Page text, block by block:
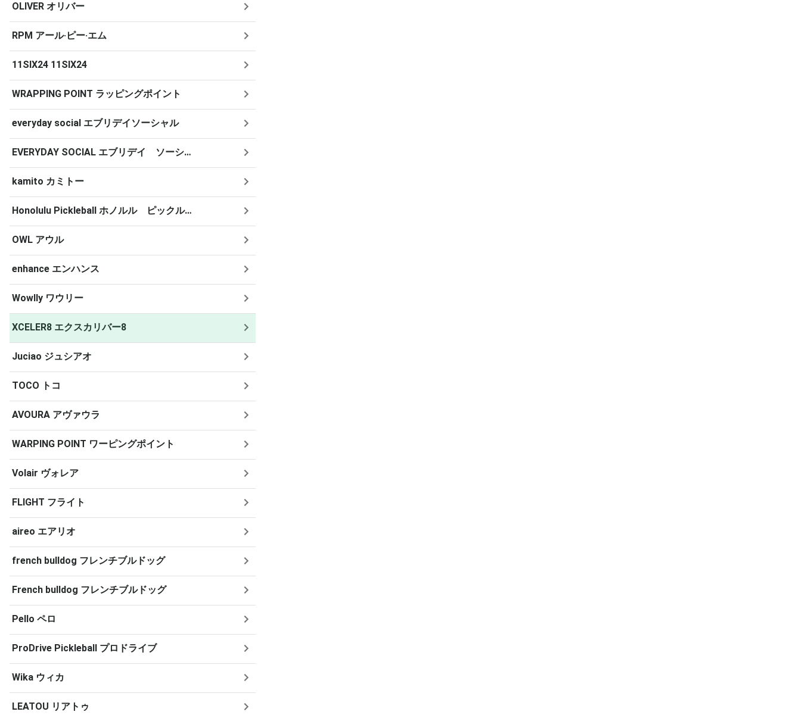
OLIVER オリバー
RPM アール·ピー·エム
11SIX24 11SIX24
WRAPPING POINT ラッピングポイント
everyday social エブリデイソーシャル
EVERYDAY SOCIAL エブリデイ ソーシャル
kamito カミトー
Honolulu Pickleball ホノルル ピックルボール
OWL アウル
enhance エンハンス
Wowlly ワウリー
XCELER8 エクスカリバー8
Juciao ジュシアオ
TOCO トコ
AVOURA アヴァウラ
WARPING POINT ワーピングポイント
Volair ヴォレア
FLIGHT フライト
aireo エアリオ
french bulldog フレンチブルドッグ
French bulldog フレンチブルドッグ
Pello ペロ
ProDrive Pickleball プロドライブ
Wika ウィカ
LEATOU リアトゥ